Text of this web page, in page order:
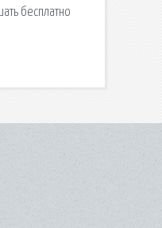
бесплатно